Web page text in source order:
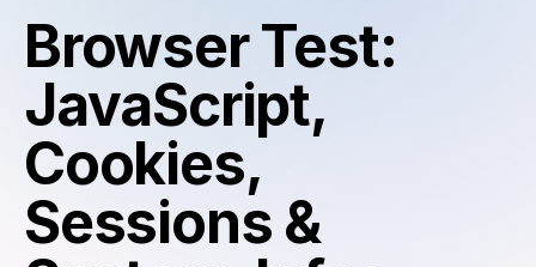
Browser Test:
JavaScript,
Cookies,
Sessions &